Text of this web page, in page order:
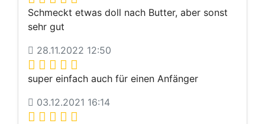
Schmeckt etwas doll nach Butter, aber sonst
sehr gut
28.11.2022 12:50
super einfach auch für einen Anfänger
03.12.2021 16:14